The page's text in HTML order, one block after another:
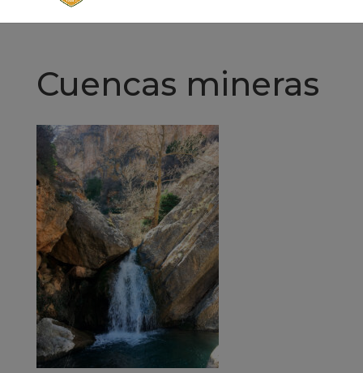
Cuencas mineras